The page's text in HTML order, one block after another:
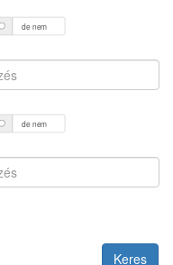
de nem
de nem